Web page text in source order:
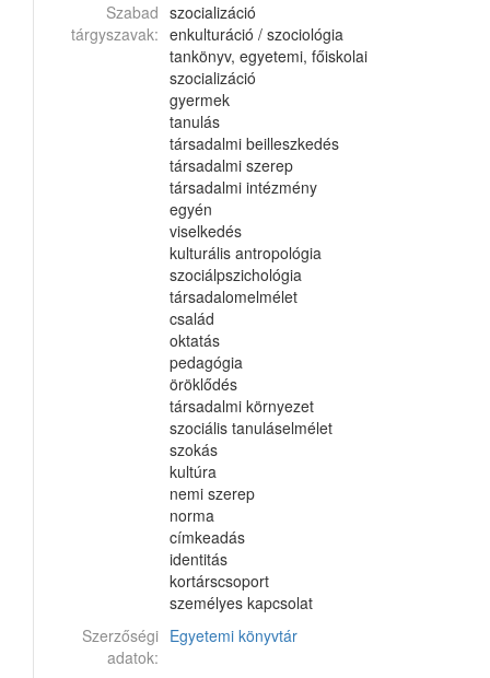
Szabad
tárgyszavak:
szocializáció
enkulturáció / szociológia
tankönyv, egyetemi, főiskolai
szocializáció
gyermek
tanulás
társadalmi beilleszkedés
társadalmi szerep
társadalmi intézmény
egyén
viselkedés
kulturális antropológia
szociálpszichológia
társadalomelmélet
család
oktatás
pedagógia
öröklődés
társadalmi környezet
szociális tanuláselmélet
szokás
kultúra
nemi szerep
norma
címkeadás
identitás
kortárscsoport
személyes kapcsolat
Szerzőségi
adatok:
Egyetemi könyvtár